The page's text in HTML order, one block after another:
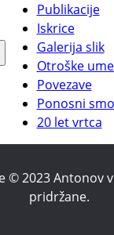
Publikacije
Iskrice
Galerija slik
Otroške
Povezave
Ponosni smo
20 let vrtca
© 2023 Antonov
pridržane.